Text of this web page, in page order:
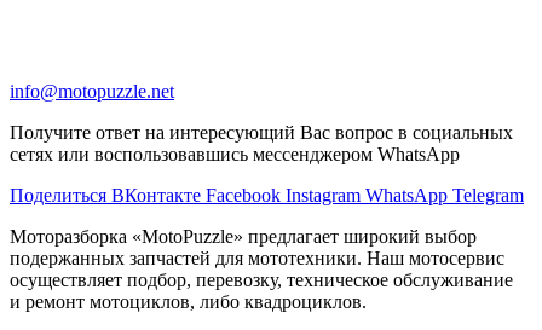
info@motopuzzle.net
Получите ответ на интересующий Вас вопрос в социальных
сетях или воспользовавшись мессенджером WhatsApp
Поделиться ВКонтакте Facebook Instagram WhatsApp Telegram
Моторазборка «MotoPuzzle» предлагает широкий выбор
подержанных запчастей для мототехники. Наш мотосервис
осуществляет подбор, перевозку, техническое обслуживание
и ремонт мотоциклов, либо квадроциклов.